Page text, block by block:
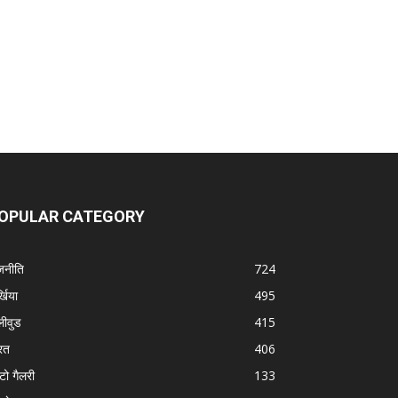
CATEGORY
724
495
415
406
गैलरी
133